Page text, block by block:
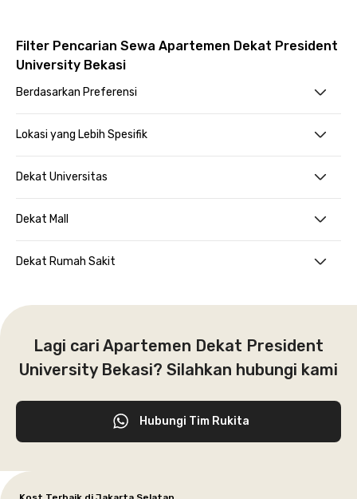
Filter Pencarian Sewa Apartemen Dekat President
University Bekasi
Berdasarkan Preferensi
Lokasi yang Lebih Spesifik
Dekat Universitas
Dekat Mall
Dekat Rumah Sakit
Lagi cari Apartemen Dekat President
University Bekasi? Silahkan hubungi kami
Hubungi Tim Rukita